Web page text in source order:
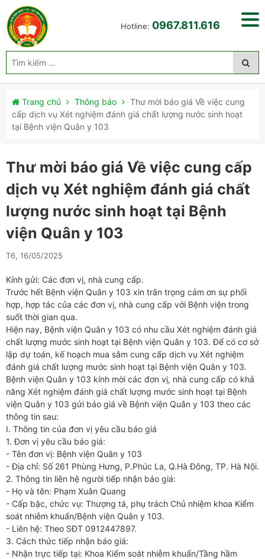
Hotline: 0967.811.616
Trang chủ Thông báo
Thư mời báo giá Về việc cung
cấp dịch vụ Xét nghiệm đánh giá chất lượng nước sinh hoạt
tại Bệnh viện Quân y 103
Thư mời báo giá Về việc cung cấp
dịch vụ Xét nghiệm đánh giá chất
lượng nước sinh hoạt tại Bệnh
viện Quân y 103
T6, 16/05/2025
Kính gửi: Các đơn vị, nhà cung cấp.
Trước hết Bệnh viện Quân y 103 xin trân trọng cảm ơn sự phối
hợp, hợp tác của các đơn vị, nhà cung cấp với Bệnh viện trong
suốt thời gian qua.
Hiện nay, Bệnh viện Quân y 103 có nhu cầu Xét nghiệm đánh giá
chất lượng mước sinh hoạt tại Bệnh viện Quân y 103. Để có cơ sở
lập dự toán, kế hoạch mua sắm cung cấp dịch vụ Xét nghiệm
đánh giá chất lượng mước sinh hoạt tại Bệnh viện Quân y 103.
Bệnh viện Quân y 103 kính mời các đơn vị, nhà cung cấp có khả
năng Xét nghiệm đánh giá chất lượng mước sinh hoạt tại Bệnh
viện Quân y 103 gửi báo giá về Bệnh viện Quân y 103 theo các
thông tin sau:
I. Thông tin của đơn vị yêu cầu báo giá
1. Đơn vị yêu cầu báo giá:
- Tên đơn vị: Bệnh viện Quân y 103
- Địa chỉ: Số 261 Phùng Hưng, P.Phúc La, Q.Hà Đông, TP. Hà Nội.
2. Thông tin liên hệ người tiếp nhận báo giá:
- Họ và tên: Phạm Xuân Quang
- Cấp bậc, chức vụ: Thượng tá, phụ trách Chủ nhiệm khoa Kiểm
soát nhiễm khuẩn/Bệnh viện Quân y 103.
- Liên hệ: Theo SĐT 0912447897.
3. Cách thức tiếp nhận báo giá:
- Nhận trực tiếp tại: Khoa Kiểm soát nhiễm khuẩn/Tầng hầm